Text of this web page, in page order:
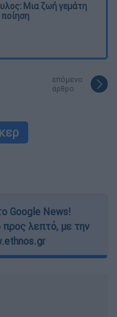
Μια ζωή γεμάτη
ποίηση
επόμενο
άρθρο
Google News!
προς λεπτό, με την